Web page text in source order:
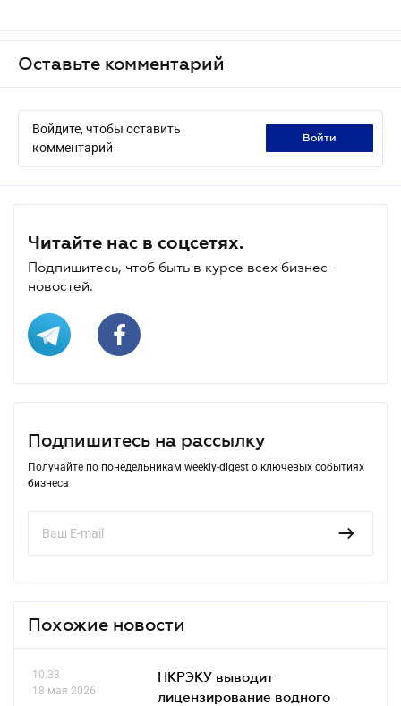
Оставьте комментарий
Войдите, чтобы оставить
комментарий
войти
Читайте нас в соцсетях.
Подпишитесь, чтоб быть в курсе всех бизнес-
новостей.
Подпишитесь на рассылку
Получайте по понедельникам weekly-digest о ключевых событиях
бизнеса
Похожие новости
10.33
18 мая 2026
НКРЭКУ выводит
лицензирование водного